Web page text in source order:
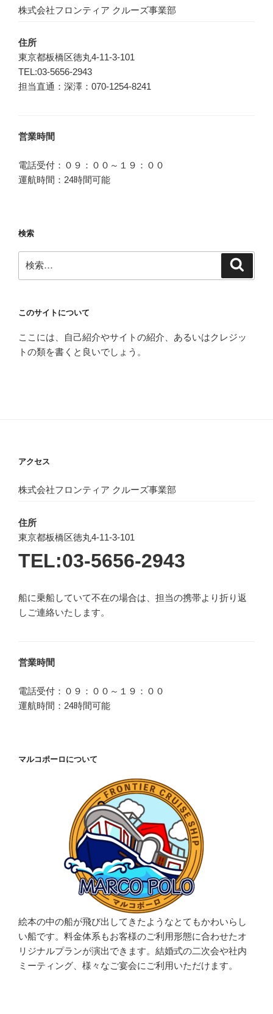
株式会社フロンティア クルーズ事業部
住所
東京都板橋区徳丸4-11-3-101
TEL:03-5656-2943
担当直通：深澤：070-1254-8241
営業時間
電話受付：０９：００～１９：００
運航時間：24時間可能
検索
索:
このサイトについて
ここには、自己紹介やサイトの紹介、あるいはクレジッ
トの類を書くと良いでしょう。
アクセス
株式会社フロンティア クルーズ事業部
住所
東京都板橋区徳丸4-11-3-101
TEL:03-5656-2943
船に乗船していて不在の場合は、担当の携帯より折り返
しご連絡いたします。
営業時間
電話受付：０９：００～１９：００
運航時間：24時間可能
マルコポーロについて
絵本の中の船が飛び出してきたようなとてもかわいらし
い船です。料金体系もお客様のご利用形態に合わせたオ
リジナルプランが演出できます。結婚式の二次会や社内
ミーティング、様々なご宴会にご利用いただけます。